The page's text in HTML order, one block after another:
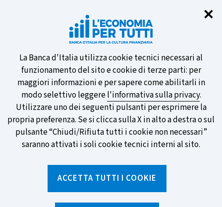
✕
Informativa
sui
cookie
La Banca d'Italia utilizza cookie tecnici necessari al
funzionamento del sito e cookie di terze parti: per
maggiori informazioni e per sapere come abilitarli in
modo selettivo leggerel'informativa sulla privacy.
Utilizzare uno dei seguenti pulsanti per esprimere la
propria preferenza. Se si clicca sulla X in alto a destra o sul
pulsante “Chiudi/Rifiuta tutti i cookie non necessari”
saranno attivati i soli cookie tecnici interni al sito.
ACCETTA TUTTI I COOKIE
Partecipa al sondaggio della BCE
sulle nuove banconote e vota la tua
preferita!
SCOPRI DI PIÙ